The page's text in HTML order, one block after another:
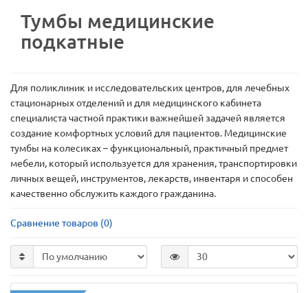
Тумбы медицинские
подкатные
Для поликлиник и исследовательских центров, для лечебных
стационарных отделений и для медицинского кабинета
специалиста частной практики важнейшей задачей является
создание комфортных условий для пациентов. Медицинские
тумбы на колесиках – функциональный, практичный предмет
мебели, который используется для хранения, транспортировки
личных вещей, инструментов, лекарств, инвентаря и способен
качественно обслужить каждого гражданина.
Сравнение товаров (0)